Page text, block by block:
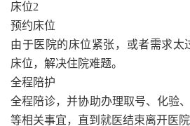
床位2
预约床位
由于医院的床位紧张，或者需求太
床位，解决住院难题。
全程陪护
全程陪诊，并协助办理取号、化验
等相关事宜，直到就医结束离开医院